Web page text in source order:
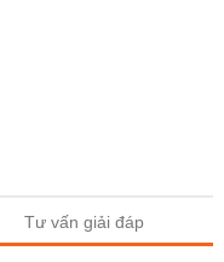
Tư vấn giải đáp